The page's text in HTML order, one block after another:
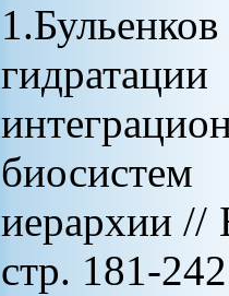
иерархии
стр. 181-